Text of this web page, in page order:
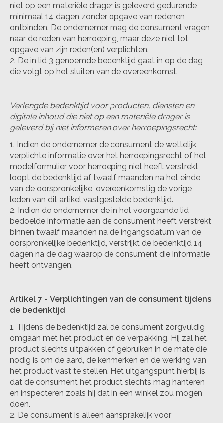
niet op een materiële drager is geleverd gedurende
minimaal 14 dagen zonder opgave van redenen
ontbinden. De ondernemer mag de consument vragen
naar de reden van herroeping, maar deze niet tot
opgave van zijn reden(en) verplichten.
De in lid 3 genoemde bedenktijd gaat in op de dag
die volgt op het sluiten van de overeenkomst.
Verlengde bedenktijd voor producten, diensten en
digitale inhoud die niet op een materiële drager is
geleverd bij niet informeren over herroepingsrecht:
Indien de ondernemer de consument de wettelijk
verplichte informatie over het herroepingsrecht of het
modelformulier voor herroeping niet heeft verstrekt,
loopt de bedenktijd af twaalf maanden na het einde
van de oorspronkelijke, overeenkomstig de vorige
leden van dit artikel vastgestelde bedenktijd.
Indien de ondernemer de in het voorgaande lid
bedoelde informatie aan de consument heeft verstrekt
binnen twaalf maanden na de ingangsdatum van de
oorspronkelijke bedenktijd, verstrijkt de bedenktijd 14
dagen na de dag waarop de consument die informatie
heeft ontvangen.
Artikel 7 - Verplichtingen van de consument tijdens
de bedenktijd
Tijdens de bedenktijd zal de consument zorgvuldig
omgaan met het product en de verpakking. Hij zal het
product slechts uitpakken of gebruiken in de mate die
nodig is om de aard, de kenmerken en de werking van
het product vast te stellen. Het uitgangspunt hierbij is
dat de consument het product slechts mag hanteren
en inspecteren zoals hij dat in een winkel zou mogen
doen.
De consument is alleen aansprakelijk voor